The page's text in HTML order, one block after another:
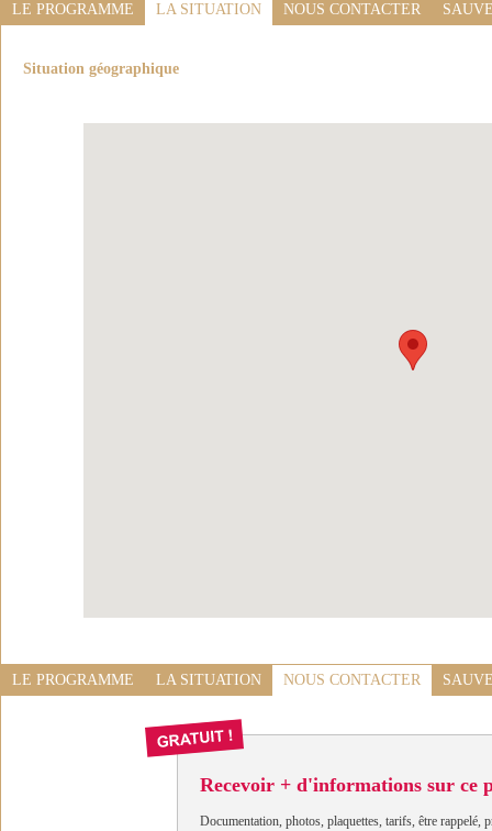
LE PROGRAMME LA SITUATION NOUS CONTACTER
Situation géographique
LE PROGRAMME LA SITUATION NOUS CONTACTER
Recevoir + d'informations sur ce
Documentation, photos, plaquettes, tarifs, être rappelé,